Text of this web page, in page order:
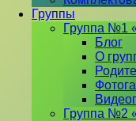
Группы
Группа №1
Блог
О
Группа №2